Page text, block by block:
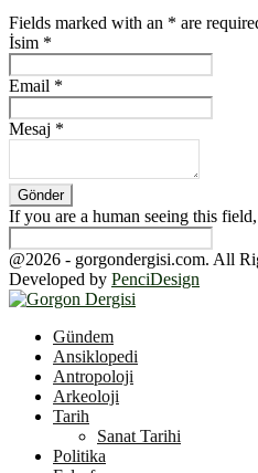
Fields marked with an * are
İsim *
Email *
Mesaj *
If you are a human seeing this
@2026 - gorgondergisi.com. All
Developed by PenciDesign
Gündem
Ansiklopedi
Antropoloji
Arkeoloji
Tarih
Sanat Tarihi
Politika